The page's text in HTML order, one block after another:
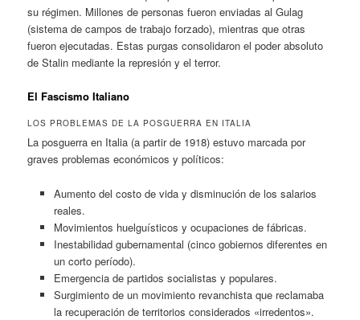
su régimen. Millones de personas fueron enviadas al Gulag
(sistema de campos de trabajo forzado), mientras que otras
fueron ejecutadas. Estas purgas consolidaron el poder absoluto
de Stalin mediante la represión y el terror.
El Fascismo Italiano
LOS PROBLEMAS DE LA POSGUERRA EN ITALIA
La posguerra en Italia (a partir de 1918) estuvo marcada por
graves problemas económicos y políticos:
Aumento del costo de vida y disminución de los salarios
reales.
Movimientos huelguísticos y ocupaciones de fábricas.
Inestabilidad gubernamental (cinco gobiernos diferentes en
un corto período).
Emergencia de partidos socialistas y populares.
Surgimiento de un movimiento revanchista que reclamaba
la recuperación de territorios considerados «irredentos».